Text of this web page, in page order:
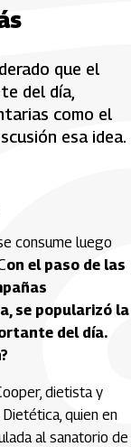
que el
del día,
como el
esa idea.
consume luego
on el paso de las
se popularizó la
del día.
dietista y
quien en
al sanatorio de